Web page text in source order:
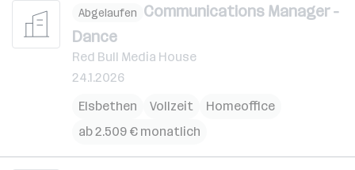
Abgelaufen Communications Manager -
Dance
Red Bull Media House
24.1.2026
Elsbethen
Vollzeit
Homeoffice
ab 2.509 € monatlich